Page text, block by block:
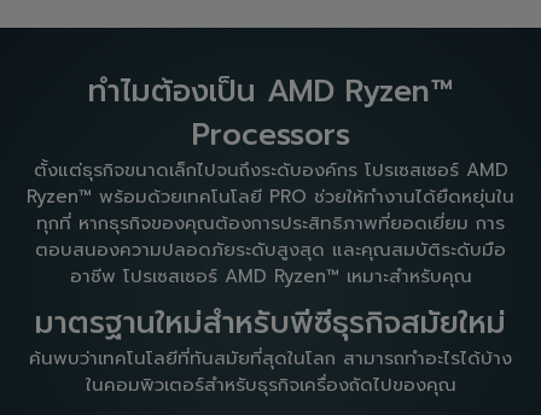
ทำไมต้องเป็น AMD Ryzen™
Processors
ตั้งแต่ธุรกิจขนาดเล็กไปจนถึงระดับองค์กร โปรเซสเซอร์ AMD
Ryzen™ พร้อมด้วยเทคโนโลยี PRO ช่วยให้ทำงานได้ยืดหยุ่นใน
ทุกที่ หากธุรกิจของคุณต้องการประสิทธิภาพที่ยอดเยี่ยม การ
ตอบสนองความปลอดภัยระดับสูงสุด และคุณสมบัติระดับมือ
อาชีพ โปรเซสเซอร์ AMD Ryzen™ เหมาะสำหรับคุณ
มาตรฐานใหม่สำหรับพีซีธุรกิจสมัยใหม่
ค้นพบว่าเทคโนโลยีที่ทันสมัยที่สุดในโลก สามารถทำอะไรได้บ้าง
ในคอมพิวเตอร์สำหรับธุรกิจเครื่องถัดไปของคุณ